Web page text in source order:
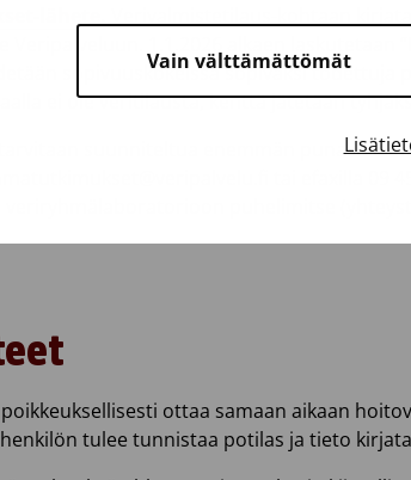
Vain välttämättömät
Verivalmistetilaus-kohtaan
1.1.2026 alkaen laskutetaan
sopivuuskokeissa sopivaksi todettuja
ei ole veritilausta, kenttä jätetään
suunniteltua enemmän
puhelimitse
ottaa samaan aikaan
tulee tunnistaa potilas ja tieto